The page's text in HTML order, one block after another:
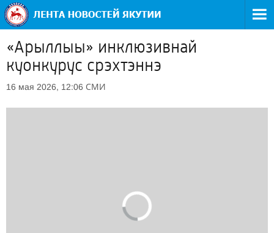
«Арыллыы» инклюзивнай
куонкурус срэхтэннэ
16 мая 2026, 12:06 СМИ